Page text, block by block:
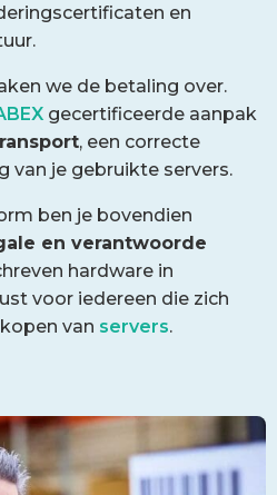
en
we de betaling over.
gecertificeerde aanpak
, een correcte
van je gebruikte servers.
ben je bovendien
en verantwoorde
hardware in
voor iedereen die zich
van servers.